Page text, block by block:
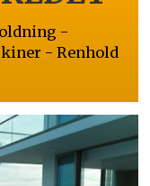
-
- Renhold